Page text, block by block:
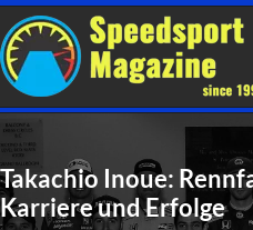
Takachio Inoue:
Karriere und Erfolge